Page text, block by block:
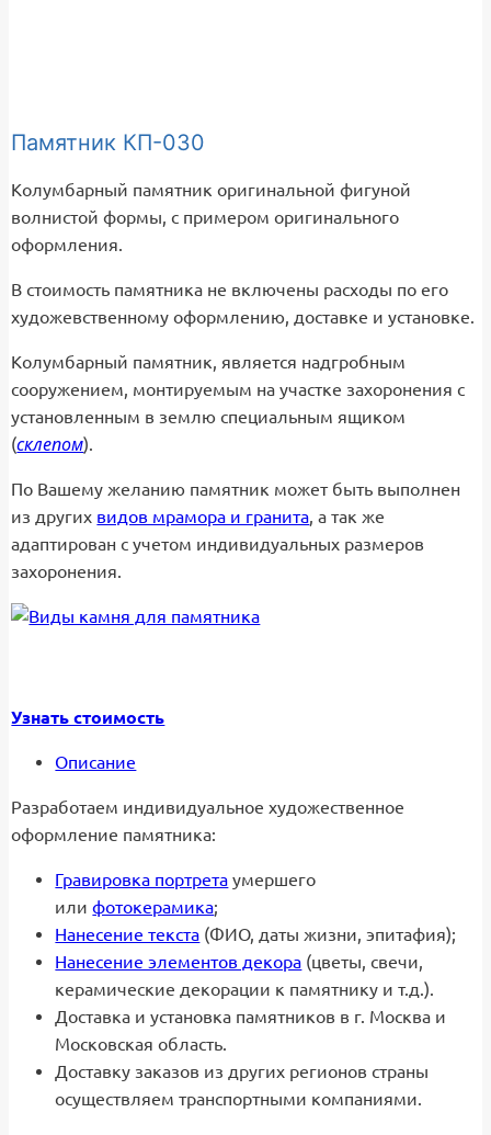
Памятник КП-030
Колумбарный памятник оригинальной фигуной
волнистой формы, с примером оригинального
оформления.
В стоимость памятника не включены расходы по его
художевственному оформлению, доставке и установке.
Колумбарный памятник, является надгробным
сооружением, монтируемым на участке захоронения с
установленным в землю специальным ящиком
(склепом).
По Вашему желанию памятник может быть выполнен
из других видов мрамора и гранита, а так же
адаптирован с учетом индивидуальных размеров
захоронения.
Узнать стоимость
Описание
Разработаем индивидуальное художественное
оформление памятника:
Гравировка портрета умершего
илифотокерамика;
Нанесение текста (ФИО, даты жизни, эпитафия);
Нанесение элементов декора (цветы, свечи,
керамические декорации к памятнику и т.д.).
Доставка и установка памятников в г. Москва и
Московская область.
Доставку заказов из других регионов страны
осуществляем транспортными компаниями.